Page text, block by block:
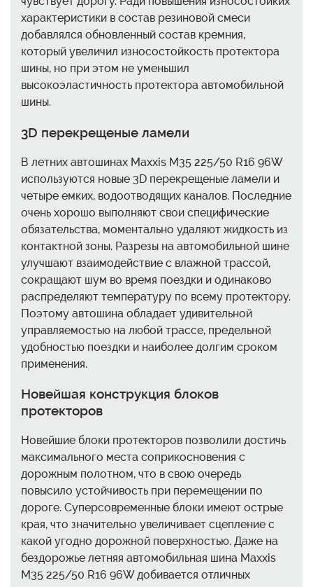
характеристики в состав резиновой смеси
добавлялся обновленный состав кремния,
который увеличил износостойкость протектора
шины, но при этом не уменьшил
высокоэластичность протектора автомобильной
шины.
3D перекрещеные ламели
В летних автошинах Maxxis M35 225/50 R16 96W
используются новые 3D перекрещеные ламели и
четыре емких, водоотводящих каналов. Последние
очень хорошо выполняют свои специфические
обязательства, моментально удаляют жидкость из
контактной зоны. Разрезы на автомобильной шине
улучшают взаимодействие с влажной трассой,
сокращают шум во время поездки и одинаково
распределяют температуру по всему протектору.
Поэтому автошина обладает удивительной
управляемостью на любой трассе, предельной
удобностью поездки и наиболее долгим сроком
применения.
Новейшая конструкция блоков
протекторов
Новейшие блоки протекторов позволили достичь
максимального места соприкосновения с
дорожным полотном, что в свою очередь
повысило устойчивость при перемещении по
дороге. Суперсовременные блоки имеют острые
края, что значительно увеличивает сцепление с
какой угодно дорожной поверхностью. Даже на
бездорожье летняя автомобильная шина Maxxis
M35 225/50 R16 96W добивается отличных